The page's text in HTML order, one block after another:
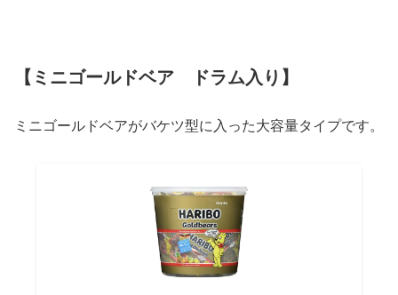
【ミニゴールドベア ドラム入り】
ミニゴールドベアがバケツ型に入った大容量タイプです。